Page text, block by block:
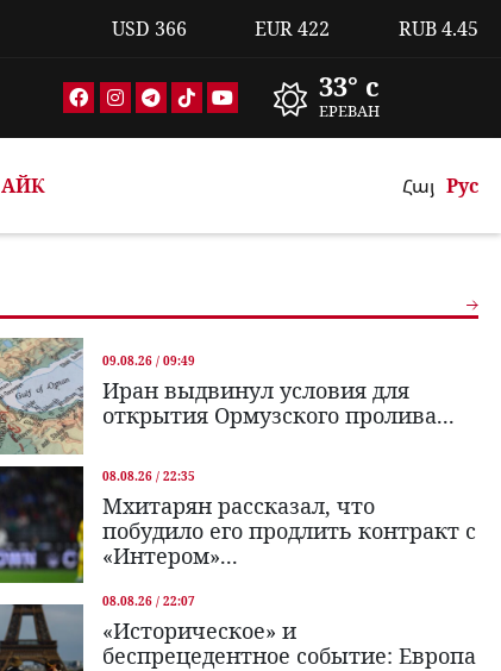
USD 366 EUR422 RUB4.45
33° c
ЕРЕВАН
АЙК Հայ Рус
09.08.26 / 09:49
Иран выдвинул условия для
открытия Ормузского пролива...
08.08.26 / 22:35
Мхитарян рассказал, что
побудило его продлить контракт с
«Интером»...
08.08.26 / 22:07
«Историческое» и
беспрецедентное событие: Европа